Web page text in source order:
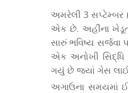
અમરેલી 3 સપ્ટેમ્બર
એક છે. અહીંના
સારું ભવિષ્ય
એક અનોખી સિદ્ધિ
ગયું છે જ્યાં ગેસ
અગાઉના સમયમાં